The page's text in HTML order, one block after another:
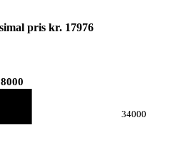
pris kr. 17976
34000